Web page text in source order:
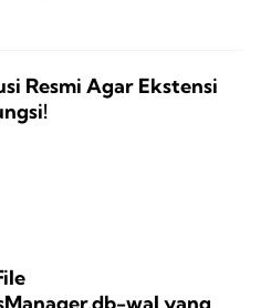
Resmi Agar Ekstensi
wal yang